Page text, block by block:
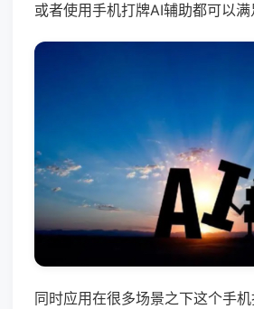
或者使用手机打牌AI辅助都可以满
同时应用在很多场景之下这个手